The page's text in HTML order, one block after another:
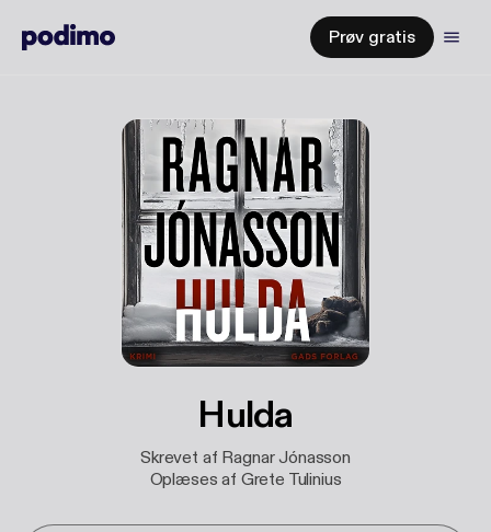
Prøv gratis
Hulda
Skrevet af Ragnar Jónasson
Oplæses af Grete Tulinius